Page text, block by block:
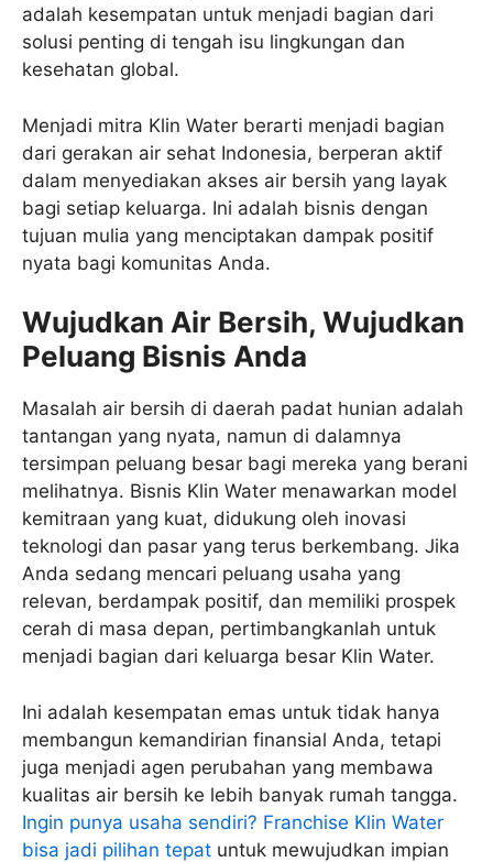
adalah kesempatan untuk menjadi bagian dari
solusi penting di tengah isu lingkungan dan
kesehatan global.
Menjadi mitra Klin Water berarti menjadi bagian
dari gerakan air sehat Indonesia, berperan aktif
dalam menyediakan akses air bersih yang layak
bagi setiap keluarga. Ini adalah bisnis dengan
tujuan mulia yang menciptakan dampak positif
nyata bagi komunitas Anda.
Wujudkan Air Bersih, Wujudkan
Peluang Bisnis Anda
Masalah air bersih di daerah padat hunian adalah
tantangan yang nyata, namun di dalamnya
tersimpan peluang besar bagi mereka yang berani
melihatnya. Bisnis Klin Water menawarkan model
kemitraan yang kuat, didukung oleh inovasi
teknologi dan pasar yang terus berkembang. Jika
Anda sedang mencari peluang usaha yang
relevan, berdampak positif, dan memiliki prospek
cerah di masa depan, pertimbangkanlah untuk
menjadi bagian dari keluarga besar Klin Water.
Ini adalah kesempatan emas untuk tidak hanya
membangun kemandirian finansial Anda, tetapi
juga menjadi agen perubahan yang membawa
kualitas air bersih ke lebih banyak rumah tangga.
Ingin punya usaha sendiri? Franchise Klin Water
bisa jadi pilihan tepat untuk mewujudkan impian